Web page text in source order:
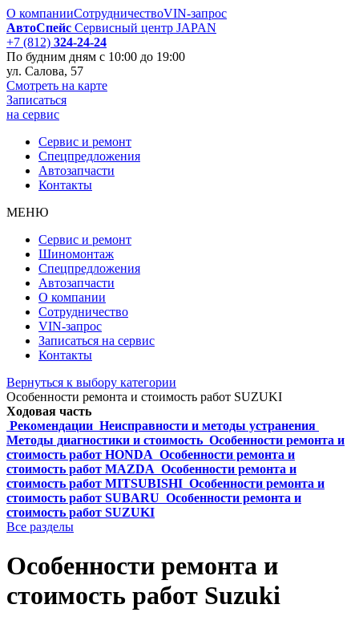
О компанииСотрудничествоVIN-запрос
АвтоСпейс Сервисный центр JAPAN
+7 (812) 324-24-24
По будним дням с 10:00 до 19:00
ул. Салова, 57
Смотреть на карте
Записаться
на сервис
Сервис и ремонт
Спецпредложения
Автозапчаcти
Контакты
МЕНЮ
Сервис и ремонт
Шиномонтаж
Спецпредложения
Автозапчаcти
О компании
Сотрудничество
VIN-запрос
Записаться на сервис
Контакты
Вернуться к выбору категории
Особенности ремонта и стоимость работ SUZUKI
Ходовая часть
Рекомендации Неисправности и методы устранения
Методы диагностики и стоимость Особенности ремонта и
стоимость работ HONDA Особенности ремонта и
стоимость работ MAZDA Особенности ремонта и
стоимость работ MITSUBISHI Особенности ремонта и
стоимость работ SUBARU Особенности ремонта и
стоимость работ SUZUKI
Все разделы
Особенности ремонта и
стоимость работ Suzuki